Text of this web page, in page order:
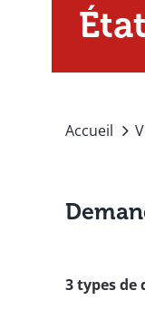
Accueil
3 types